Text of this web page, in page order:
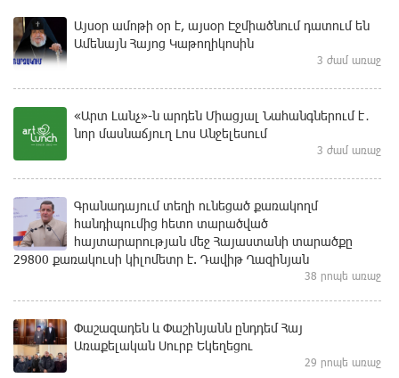
Այսօր ամոթի օր է, այսօր Էջմիածնում դատում են
Ամենայն Հայոց Կաթողիկոսին
3 ժամ առաջ
«Արտ Լանչ»-ն արդեն Միացյալ Նահանգներում է․
նոր մասնաճյուղ Լոս Անջելեսում
3 ժամ առաջ
Գրանադայում տեղի ունեցած քառակողմ
հանդիպումից հետո տարածված
հայտարարության մեջ Հայաստանի տարածքը
29800 քառակուսի կիլոմետր է. Դավիթ Ղազինյան
38 րոպե առաջ
Փաշազադեն և Փաշինյանն ընդդեմ Հայ
Առաքելական Սուրբ Եկեղեցու
29 րոպե առաջ